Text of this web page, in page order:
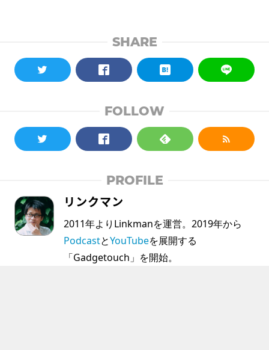
SHARE
FOLLOW
PROFILE
リンクマン
2011年よりLinkmanを運営。2019年から
PodcastとYouTubeを展開する
「Gadgetouch」を開始。